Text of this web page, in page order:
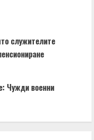
служителите
Чужди военни